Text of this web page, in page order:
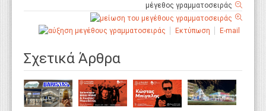
μέγεθος γραμματοσειράς
Εκτύπωση E-mail
Σχετικά Άρθρα